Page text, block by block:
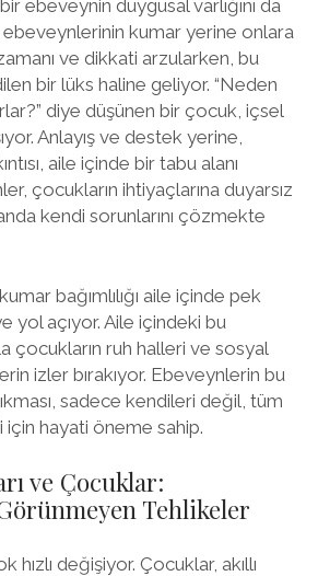
bir ebeveynin duygusal varlığını da
kumar yerine onlara
ve dikkati arzularken, bu
bir lüks haline geliyor. “Neden
diye düşünen bir çocuk, içsel
Anlayış ve destek yerine,
aile içinde bir tabu alanı
çocukların ihtiyaçlarına duyarsız
kendi sorunlarını çözmekte
bağımlılığı aile içinde pek
yol açıyor. Aile içindeki bu
çocukların ruh halleri ve sosyal
izler bırakıyor. Ebeveynlerin bu
sadece kendileri değil, tüm
hayati öneme sahip.
ve Çocuklar:
Tehlikeler
hızlı değişiyor. Çocuklar, akıllı